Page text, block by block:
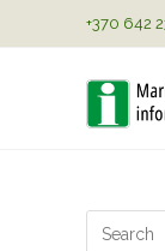
+370 642